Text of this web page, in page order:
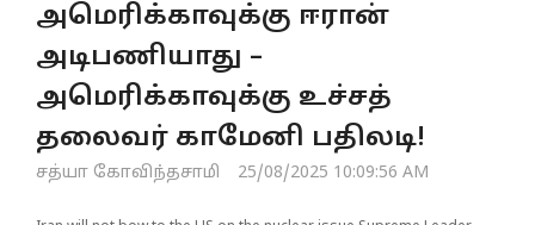
a
v
g
a
t
அமெரிக்காவுக்கு ஈரான்
அடிபணியாது –
அமெரிக்காவுக்கு உச்சத்
தலைவர் காமேனி பதிலடி!
சத்யா கோவிந்தசாமி 25/08/2025 10:09:56 AM